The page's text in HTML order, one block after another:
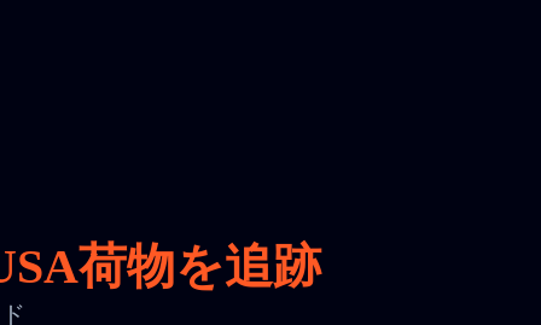
荷物を追跡